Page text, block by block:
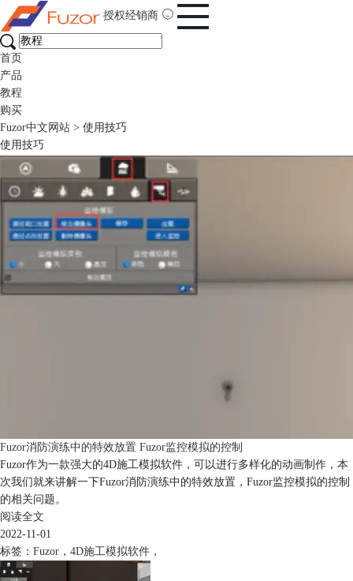
授权经销商
首页
产品
教程
购买
Fuzor中文网站 > 使用技巧
使用技巧
Fuzor消防演练中的特效放置 Fuzor监控模拟的控制
Fuzor作为一款强大的4D施工模拟软件，可以进行多样化的动画制作，本
次我们就来讲解一下Fuzor消防演练中的特效放置，Fuzor监控模拟的控制
的相关问题。
阅读全文
2022-11-01
标签： Fuzor ， 4D施工模拟软件 ，